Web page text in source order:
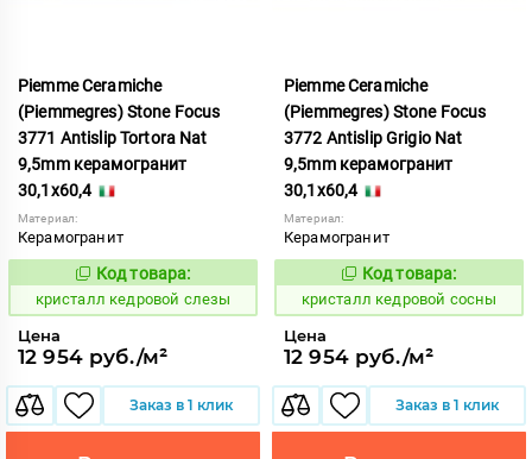
Piemme Ceramiche
(Piemmegres) Stone Focus
3771 Antislip Tortora Nat
9,5mm керамогранит
30,1x60,4
Материал:
Керамогранит
817346
Код товара:
кристалл кедровой слезы
Цена
12 954 руб./м²
Заказ в 1 клик
Piemme Ceramiche
(Piemmegres) Stone Focus
3772 Antislip Grigio Nat
9,5mm керамогранит
30,1x60,4
Материал:
Керамогранит
817347
Код товара:
кристалл кедровой сосны
Цена
12 954 руб./м²
Заказ в 1 клик